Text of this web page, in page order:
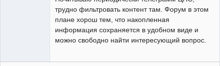
трудно фильтровать контент там. Форум в этом
плане хорош тем, что накопленная
информация сохраняется в удобном виде и
можно свободно найти интересующий вопрос.